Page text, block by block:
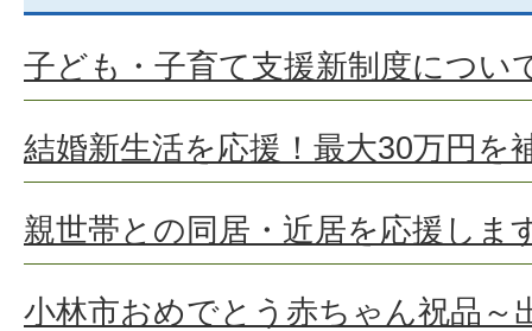
子ども・子育て支援新制度につい
結婚新生活を応援！最大30万円を
親世帯との同居・近居を応援しま
小林市おめでとう赤ちゃん祝品～